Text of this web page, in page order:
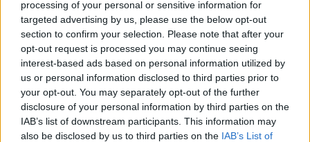
processing of your personal or sensitive information for
targeted advertising by us, please use the below opt-out
section to confirm your selection. Please note that after your
opt-out request is processed you may continue seeing
interest-based ads based on personal information utilized by
us or personal information disclosed to third parties prior to
your opt-out. You may separately opt-out of the further
disclosure of your personal information by third parties on the
IAB’s list of downstream participants. This information may
also be disclosed by us to third parties on the IAB’s List of
Sei già abbonato?
Puoi effettuare l'accesso andando nella
sezioneLogindal menù del sito o
cliccandoqui